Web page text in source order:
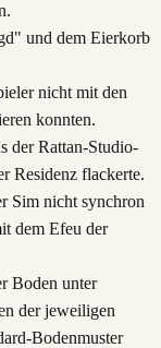
und dem Eierkorb
nicht mit den
konnten.
der Rattan-Studio-
Residenz flackerte.
Sim nicht synchron
dem Efeu der
Boden unter
der jeweiligen
Bodenmuster